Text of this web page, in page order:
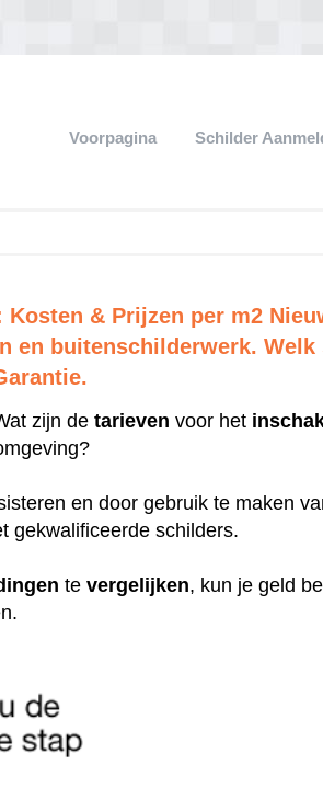
Voorpagina Schilder
& Prijzen per m2
en buitenschilderwerk.
zijn detarieven voor het
en door gebruik te maken
gekwalificeerde schilders.
tevergelijken, kun je geld